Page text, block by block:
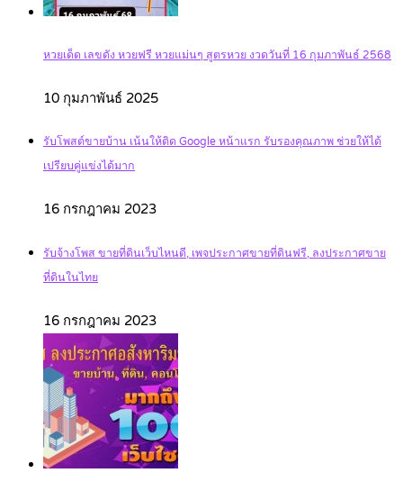
หวยเด็ด เลขดัง หวยฟรี หวยแม่นๆ สูตรหวย งวดวันที่ 16 กุมภาพันธ์ 2568
10 กุมภาพันธ์ 2025
รับโพสต์ขายบ้าน เน้นให้ติด Google หน้าแรก รับรองคุณภาพ ช่วยให้ได้
เปรียบคู่แข่งได้มาก
16 กรกฎาคม 2023
รับจ้างโพส ขายที่ดินเว็บไหนดี, เพจประกาศขายที่ดินฟรี, ลงประกาศขาย
ที่ดินในไทย
16 กรกฎาคม 2023